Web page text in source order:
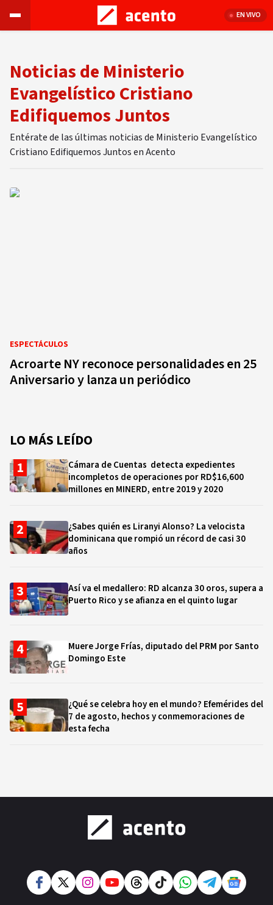
EN VIVO
Noticias de Ministerio
Evangelístico Cristiano
Edifiquemos Juntos
Entérate de las últimas noticias de Ministerio Evangelístico
Cristiano Edifiquemos Juntos en Acento
ESPECTÁCULOS
Acroarte NY reconoce personalidades en 25
Aniversario y lanza un periódico
LO MÁS LEÍDO
Cámara de Cuentas detecta expedientes
incompletos de operaciones por RD$16,600
millones en MINERD, entre 2019 y 2020
¿Sabes quién es Liranyi Alonso? La velocista
dominicana que rompió un récord de casi 30
años
Así va el medallero: RD alcanza 30 oros, supera a
Puerto Rico y se afianza en el quinto lugar
Muere Jorge Frías, diputado del PRM por Santo
Domingo Este
¿Qué se celebra hoy en el mundo? Efemérides del
7 de agosto, hechos y conmemoraciones de
esta fecha